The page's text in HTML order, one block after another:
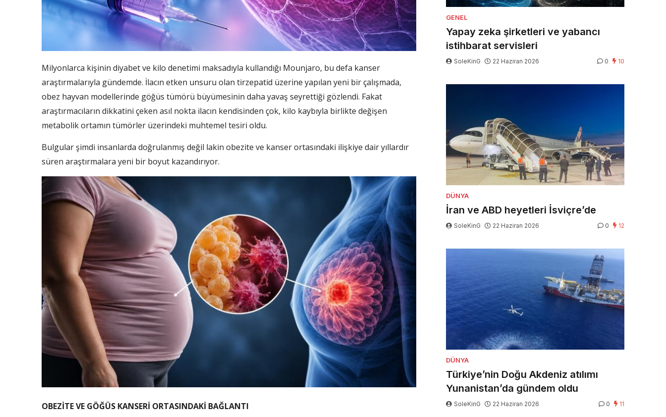
Milyonlarca kişinin diyabet ve kilo denetimi maksadıyla kullandığı Mounjaro, bu defa kanser
araştırmalarıyla gündemde. İlacın etken unsuru olan tirzepatid üzerine yapılan yeni bir çalışmada,
obez hayvan modellerinde göğüs tümörü büyümesinin daha yavaş seyrettiği gözlendi. Fakat
araştırmacıların dikkatini çeken asıl nokta ilacın kendisinden çok, kilo kaybıyla birlikte değişen
metabolik ortamın tümörler üzerindeki muhtemel tesiri oldu.
Bulgular şimdi insanlarda doğrulanmış değil lakin obezite ve kanser ortasındaki ilişkiye dair yıllardır
süren araştırmalara yeni bir boyut kazandırıyor.
OBEZİTE VE GÖĞÜS KANSERİ ORTASINDAKİ BAĞLANTI
GENEL
Yapay zeka şirketleri ve yabancı
istihbarat servisleri
SoleKinG 22 Haziran 2026 0 10
DÜNYA
İran ve ABD heyetleri İsviçre’de
SoleKinG 22 Haziran 2026 0 12
DÜNYA
Türkiye’nin Doğu Akdeniz atılımı
Yunanistan’da gündem oldu
SoleKinG 22 Haziran 2026 0 11